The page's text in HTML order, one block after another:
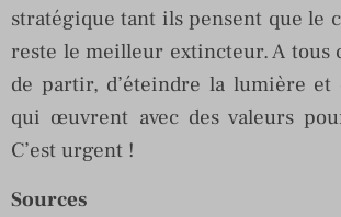
stratégique tant ils pensent que le
reste le meilleur extincteur. A tous
de partir, d’éteindre la lumière et
qui œuvrent avec des valeurs
C’est urgent !
Sources